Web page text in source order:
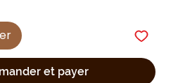
et payer